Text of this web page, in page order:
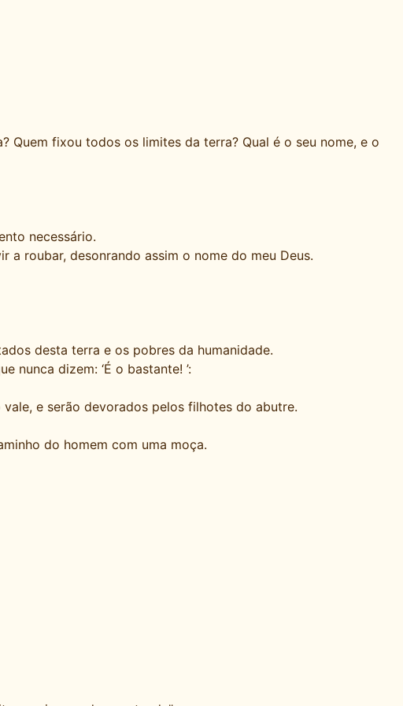
Quem fixou todos os limites da terra? Qual é o seu nome, e o
necessário.
a roubar, desonrando assim o nome do meu Deus.
desta terra e os pobres da humanidade.
nunca dizem: ‘É o bastante! ’:
e serão devorados pelos filhotes do abutre.
do homem com uma moça.